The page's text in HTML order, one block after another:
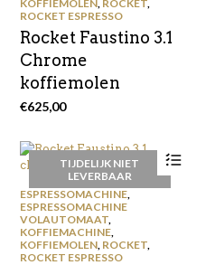
KOFFIEMOLEN, ROCKET,
ROCKET ESPRESSO
Rocket Faustino 3.1
Chrome
koffiemolen
€625,00
TIJDELIJK NIET
LEVERBAAR
ESPRESSOMACHINE,
ESPRESSOMACHINE
VOLAUTOMAAT,
KOFFIEMACHINE,
KOFFIEMOLEN, ROCKET,
ROCKET ESPRESSO